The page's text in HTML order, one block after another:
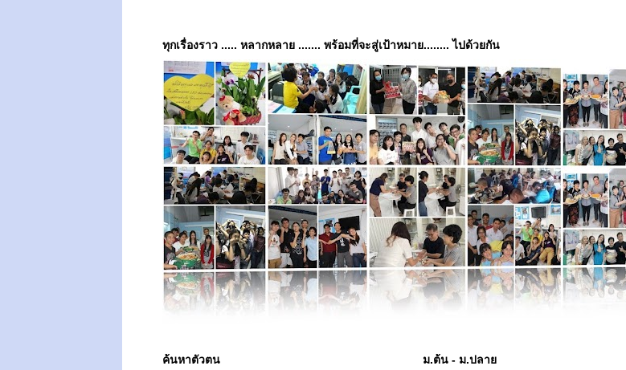
ทุกเรื่องราว ..... หลากหลาย ....... พร้อมที่จะสู่เป้าหมาย........ ไปด้วยกัน
ค้นหาตัวตน ม.ต้น - ม.ปลาย